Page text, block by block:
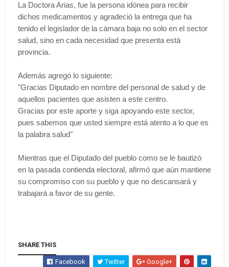
La Doctora Arias, fue la persona idónea para recibir
dichos medicamentos y agradeció la entrega que ha
tenido el legislador de la cámara baja no solo en el sector
salud, sino en cada necesidad que presenta está
provincia.
Además agregó lo siguiente:
"Gracias Diputado en nombre del personal de salud y de
aquellos pacientes que asisten a este centro.
Gracias por este aporte y siga apoyando este sector,
pues sabemos que usted siempre está atento a lo que es
la palabra salud"
Mientras que el Diputado del pueblo como se le bautizó
en la pasada contienda electoral, afirmó que aún mantiene
su compromiso con su pueblo y que no descansará y
trabajará a favor de su gente.
SHARE THIS
Facebook Twitter Google+